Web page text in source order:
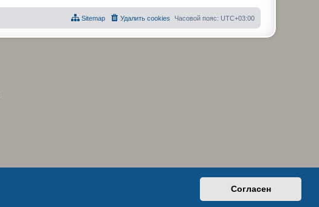
Согласен
Часовой пояс: UTC+03:00
Удалить cookies
Sitemap